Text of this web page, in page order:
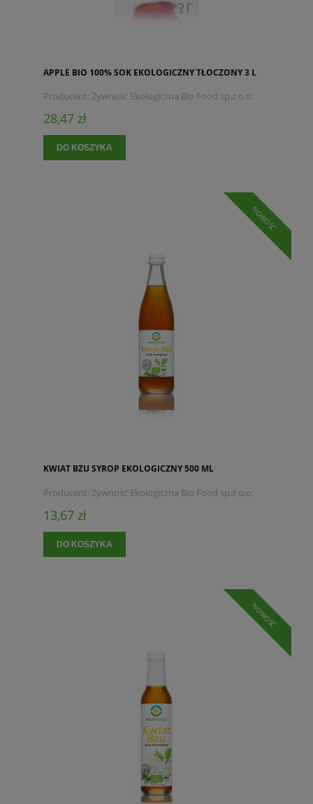
APPLE BIO 100% SOK EKOLOGICZNY TŁOCZONY 3 L
Producent: Żywność Ekologiczna Bio Food sp.z o.o.
28,47 zł
DO KOSZYKA
KWIAT BZU SYROP EKOLOGICZNY 500 ML
Producent: Żywność Ekologiczna Bio Food sp.z o.o.
13,67 zł
DO KOSZYKA
NOWOŚĆ
NOWOŚĆ